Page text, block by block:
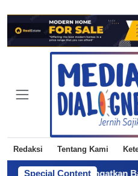
Redaksi Tentang Kami
Special Content
DKI Jakarta Ingatkan Bahaya